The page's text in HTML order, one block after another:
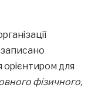
орієнтиром для
фізичного,